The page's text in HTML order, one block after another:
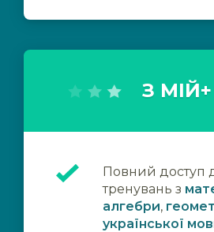
З МІЙ+
Повний доступ
тренувань з
алгебри,
української